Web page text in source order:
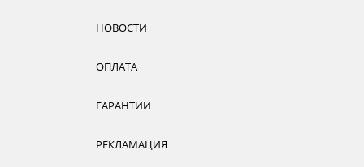
НОВОСТИ
ОПЛАТА
ГАРАНТИИ
РЕКЛАМАЦИЯ